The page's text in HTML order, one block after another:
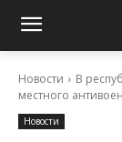
Новости
В
местного
Новости